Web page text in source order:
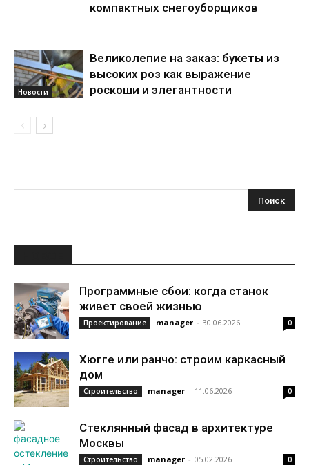
компактных снегоуборщиков
Новости
Великолепие на заказ: букеты из
высоких роз как выражение
роскоши и элегантности
Программные сбои: когда станок
живет своей жизнью
Проектирование manager - 30.06.2026 0
Хюгге или ранчо: строим каркасный
дом
Строительство manager - 11.06.2026 0
Стеклянный фасад в архитектуре
Москвы
Строительство manager - 05.02.2026 0